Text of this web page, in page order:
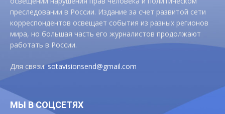
преследовании в России. Издание за счет развитой сети
корреспондентов освещает события из разных регионов
мира, но большая часть его журналистов продолжают
работать в России.
Для связи:sotavisionsend@gmail.com
МЫ В СОЦСЕТЯХ